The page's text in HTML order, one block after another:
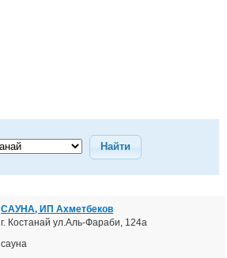
Найти
САУНА, ИП Ахметбеков
г. Костанай ул.Аль-Фараби, 124а
сауна